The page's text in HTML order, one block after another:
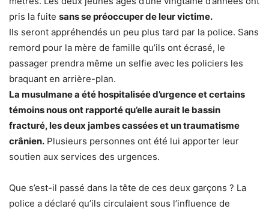
pris la fuite sans se préoccuper de leur victime.
Ils seront appréhendés un peu plus tard par la police. Sans
remord pour la mère de famille qu’ils ont écrasé, le
passager prendra même un selfie avec les policiers les
braquant en arrière-plan.
La musulmane a été hospitalisée d’urgence et certains
témoins nous ont rapporté qu’elle aurait le bassin
fracturé, les deux jambes cassées et un traumatisme
crânien. Plusieurs personnes ont été lui apporter leur
soutien aux services des urgences.
Que s’est-il passé dans la tête de ces deux garçons ? La
police a déclaré qu’ils circulaient sous l’influence de